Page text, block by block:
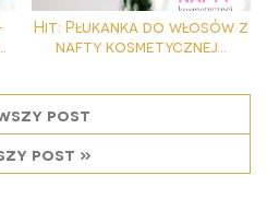
Hit: Płukanka do włosów z
nafty kosmetycznej...
post
post »